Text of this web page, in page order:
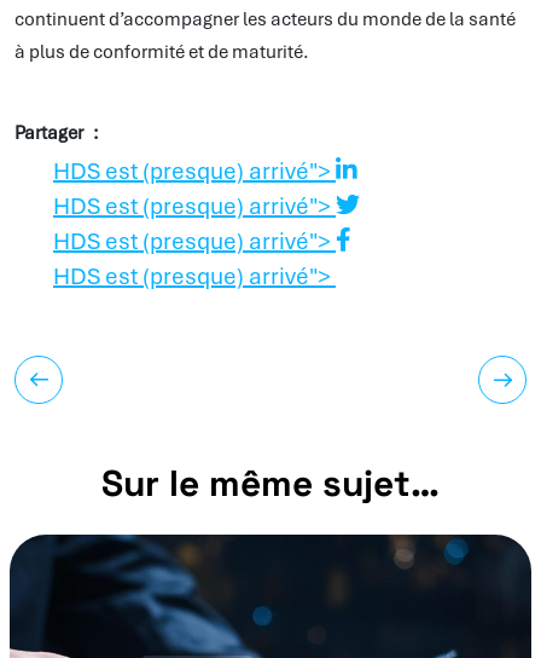
continuent d’accompagner les acteurs du monde de la santé
à plus de conformité et de maturité.
Partager
HDS est (presque) arrivé">
HDS est (presque) arrivé">
HDS est (presque) arrivé">
HDS est (presque) arrivé">
Sur le même sujet…